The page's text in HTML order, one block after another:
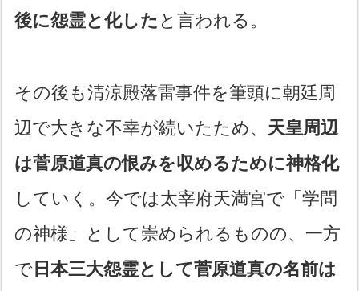
後に怨霊と化した と言われる。
その後も清涼殿落雷事件を筆頭に朝廷周
辺で大きな不幸が続いたため、 天皇周辺
は菅原道真の恨みを収めるために神格化
していく。今では太宰府天満宮で「学問
の神様」として崇められるものの、一方
で 日本三大怨霊として菅原道真の名前は